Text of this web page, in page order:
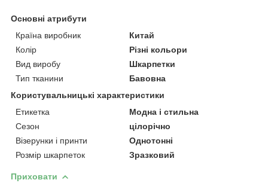
Основні атрибути
Країна виробник
Китай
Колір
Різні кольори
Вид виробу
Шкарпетки
Тип тканини
Бавовна
Користувальницькі характеристики
Етикетка
Модна і стильна
Сезон
цілорічно
Візерунки і принти
Однотонні
Розмір шкарпеток
Зразковий
Приховати